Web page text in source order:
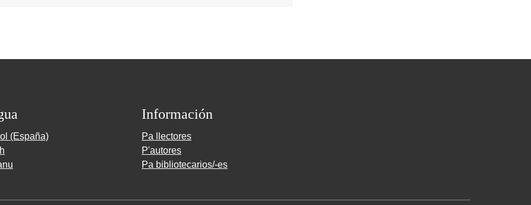
(España)
Información
Pa llectores
P'autores
Pa bibliotecarios/-es